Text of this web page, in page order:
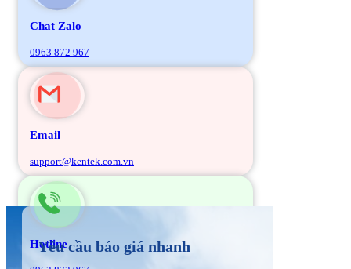
Chat Zalo
0963 872 967
Email
support@kentek.com.vn
Hotline
Yêu cầu báo giá nhanh